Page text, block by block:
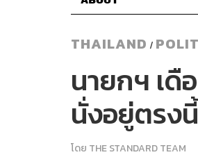
THAILAND /
นายกฯ เดื
นั่งอยู่ตรง
โดย THE STANDARD TEAM